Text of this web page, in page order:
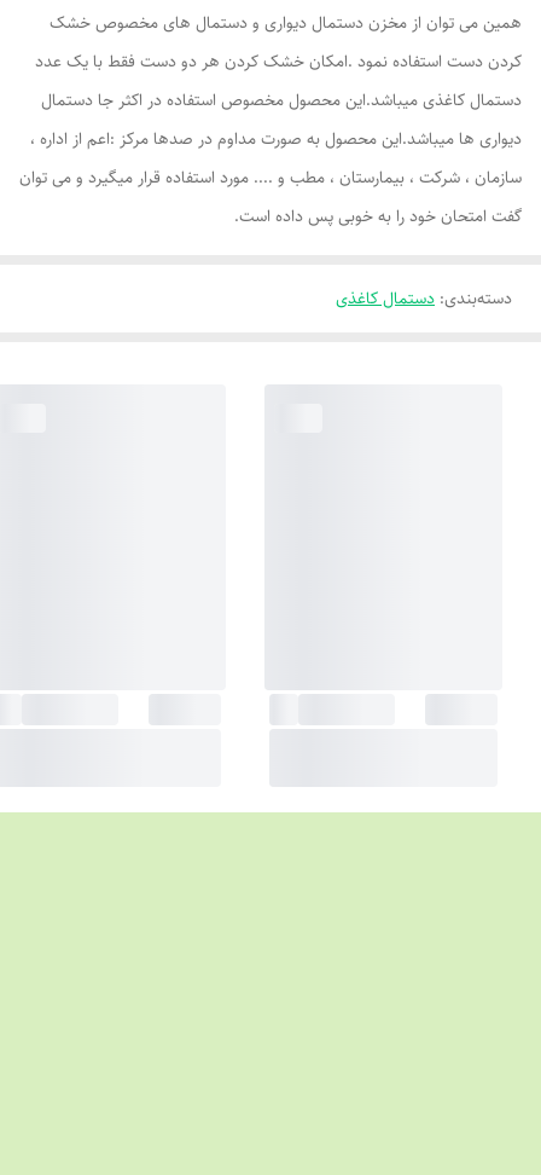
همین می توان از مخزن دستمال دیواری و دستمال های مخصوص خشک
کردن دست استفاده نمود .امکان خشک کردن هر دو دست فقط با یک عدد
دستمال کاغذی میباشد.این محصول مخصوص استفاده در اکثر جا دستمال
دیواری ها میباشد.این محصول به صورت مداوم در صدها مرکز :اعم از اداره ،
سازمان ، شرکت ، بیمارستان ، مطب و .... مورد استفاده قرار میگیرد و می توان
گفت امتحان خود را به خوبی پس داده است.
دسته‌بندی: دستمال کاغذی